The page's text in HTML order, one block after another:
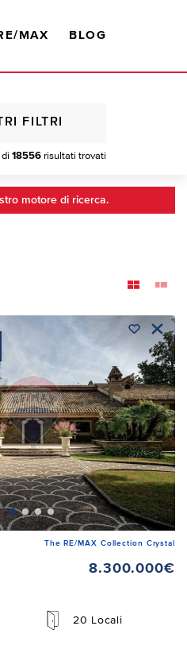
MAX BLOG
di 18556 risultati trovati
FILTRI
motore di ricerca.
The RE/MAX Collection Crystal
8.300.000€
20 Locali